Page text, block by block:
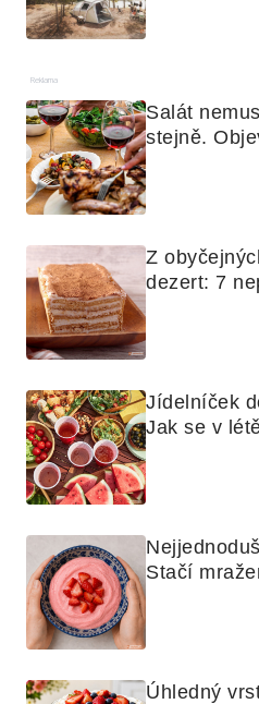
Reklama
Salát
stejně.
Z
dezert: 7
Jídelníček
Jak se v
Stačí
Úhledný